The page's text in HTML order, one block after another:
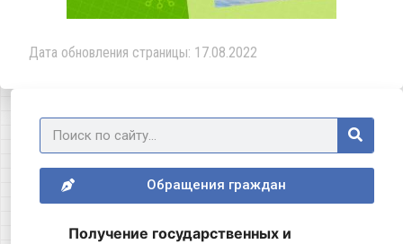
Дата обновления страницы: 17.08.2022
Обращения граждан
Получение государственных и